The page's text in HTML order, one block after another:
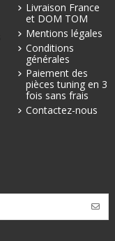
Livraison France
et DOM TOM
Mentions légales
Conditions
générales
Paiement des
pièces tuning en 3
fois sans frais
Contactez-nous